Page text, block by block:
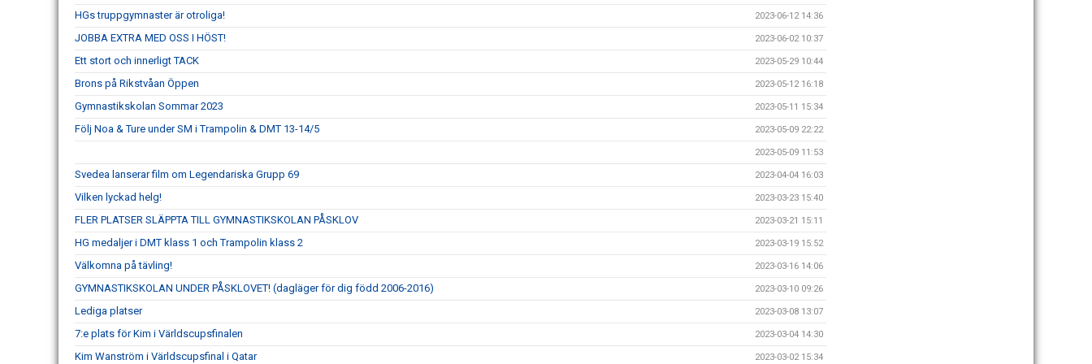
HGs truppgymnaster är otroliga! 2023-06-12 14:36
JOBBA EXTRA MED OSS I HÖST! 2023-06-02 10:37
Ett stort och innerligt TACK 2023-05-29 10:44
Brons på Rikstvåan Öppen 2023-05-12 16:18
Gymnastikskolan Sommar 2023 2023-05-11 15:34
Följ Noa & Ture under SM i Trampolin & DMT 13-14/5 2023-05-09 22:22
2023-05-09 11:53
Svedea lanserar film om Legendariska Grupp 69 2023-04-04 16:03
Vilken lyckad helg! 2023-03-23 15:40
FLER PLATSER SLÄPPTA TILL GYMNASTIKSKOLAN PÅSKLOV 2023-03-21 15:11
HG medaljer i DMT klass 1 och Trampolin klass 2 2023-03-19 15:52
Välkomna på tävling! 2023-03-16 14:06
GYMNASTIKSKOLAN UNDER PÅSKLOVET! (dagläger för dig född 2006-2016) 2023-03-10 09:26
Lediga platser 2023-03-08 13:07
7:e plats för Kim i Världscupsfinalen 2023-03-04 14:30
Kim Wanström i Världscupsfinal i Qatar 2023-03-02 15:34